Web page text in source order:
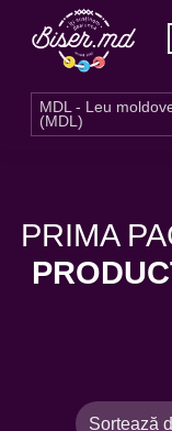
MDL - Leu
(MDL)
PRIMA